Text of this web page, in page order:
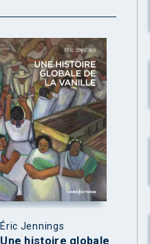
Éric Jennings
Une histoire globale